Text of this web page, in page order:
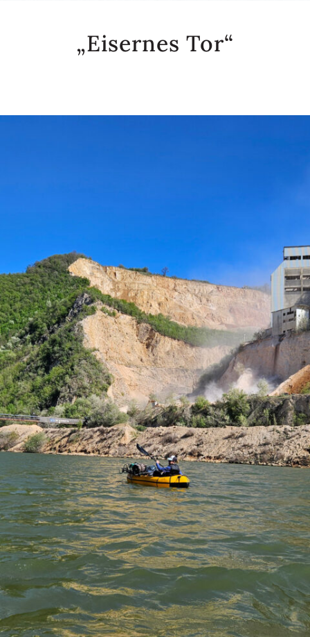
„Eisernes Tor“